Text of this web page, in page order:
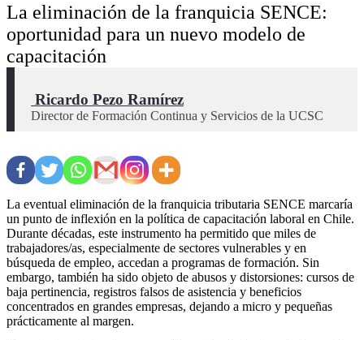
La eliminación de la franquicia SENCE:
oportunidad para un nuevo modelo de
capacitación
Ricardo Pezo Ramírez
Director de Formación Continua y Servicios de la UCSC
La eventual eliminación de la franquicia tributaria SENCE marcaría
un punto de inflexión en la política de capacitación laboral en Chile.
Durante décadas, este instrumento ha permitido que miles de
trabajadores/as, especialmente de sectores vulnerables y en
búsqueda de empleo, accedan a programas de formación. Sin
embargo, también ha sido objeto de abusos y distorsiones: cursos de
baja pertinencia, registros falsos de asistencia y beneficios
concentrados en grandes empresas, dejando a micro y pequeñas
prácticamente al margen.